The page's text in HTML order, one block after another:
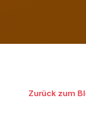
Zurück zum